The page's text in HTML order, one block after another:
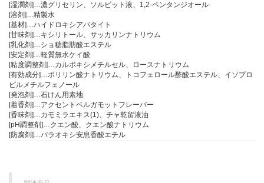
[湿潤剤]…濃グリセリン、ソルビット液、1,2-ペンタンジオール
[溶剤]…精製水
[基材]…ハイドロキシアパタイト
[甘味剤]…キシリトール、サッカリンナトリウム
[乳化剤]…ショ糖脂肪酸エステル
[安定剤]…軽質無水ケイ酸
[粘度調整剤]…カルボキシメチルセル、ロースナトリウム
[有効成分]…ポリリン酸ナトリウム、トコフェロール酢酸エステル、イソプロ
ピルメチルフェノール
[発泡剤]…石けん用素地
[着香剤]…アクセントベルガモットフレーバー
[香味剤]…カモミラエキス(1)、チャ乾留液油
[pH調整剤]…クエン酸、クエン酸ナトリウム
[防腐剤]…パラオキシ安息香酸エチル